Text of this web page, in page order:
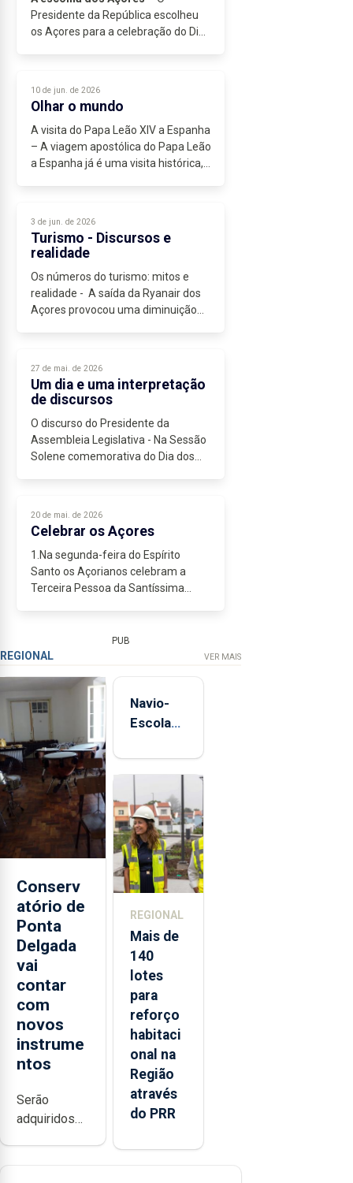
Presidente da República escolheu
os Açores para a celebração do Dia
10 de jun. de 2026
Olhar o mundo
A visita do Papa Leão XIV a Espanha
– A viagem apostólica do Papa Leão
a Espanha já é uma visita histórica,
Papa...
3 de jun. de 2026
Turismo - Discursos e
realidade
Os números do turismo: mitos e
realidade - A saída da Ryanair dos
Açores provocou uma diminuição
27 de mai. de 2026
Um dia e uma interpretação
de discursos
O discurso do Presidente da
Assembleia Legislativa - Na Sessão
Solene comemorativa do Dia dos
20 de mai. de 2026
Celebrar os Açores
1.Na segunda-feira do Espírito
Santo os Açorianos celebram a
Terceira Pessoa da Santíssima
religiosidade do Povo Açoriano, o
sentido de pertença...
PUB
REGIONAL VER MAIS
Conserv
atório de
Ponta
Delgada
vai
contar
com
novos
instrume
ntos
Serão
adquiridos
Navio-
Escola
está de
aos
Açores
REGIONAL
Mais de
140
lotes
para
reforço
habitaci
onal na
Região
através
do PRR